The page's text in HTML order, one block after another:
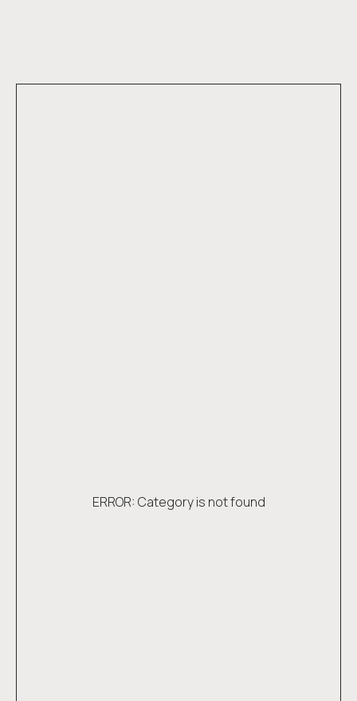
ERROR: Category is not found